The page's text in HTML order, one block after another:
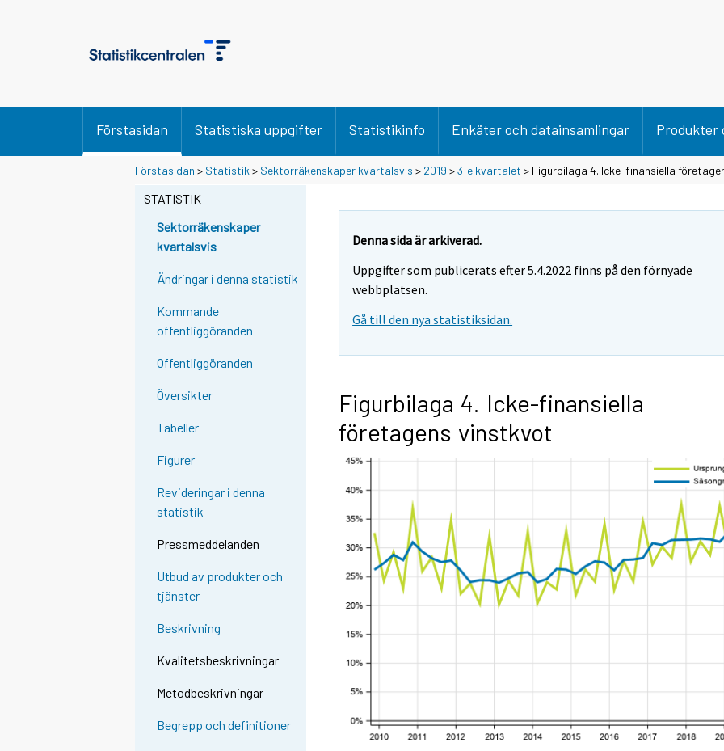
Förstasidan Statistiska uppgifter Statistikinfo Enkäter och datainsamlingar Produkter
Förstasidan > Statistik > Sektorräkenskaper kvartalsvis > 2019 >3:e kvartalet > Figurbilaga 4. Icke-finansiella
STATISTIK
Sektorräkenskaper
kvartalsvis
Ändringar i denna statistik
Kommande
offentliggöranden
Offentliggöranden
Översikter
Tabeller
Figurer
Revideringar i denna
statistik
Pressmeddelanden
Utbud av produkter och
tjänster
Beskrivning
Kvalitetsbeskrivningar
Metodbeskrivningar
Begrepp och definitioner
Denna sida är arkiverad.
Uppgifter som publicerats efter 5.4.2022 finns på den förnyade
webbplatsen.
Gå till den nya statistiksidan.
Figurbilaga 4. Icke-finansiella
företagens vinstkvot